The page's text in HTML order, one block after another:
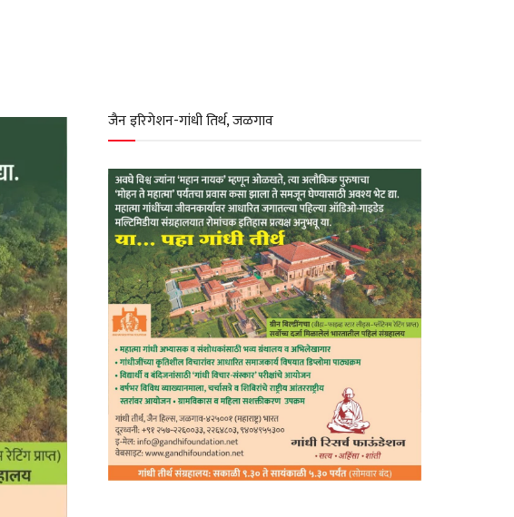
जैन इरिगेशन-गांधी तिर्थ, जळगाव